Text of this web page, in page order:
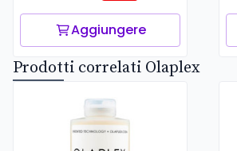
Aggiungere
Prodotti correlati Olaplex